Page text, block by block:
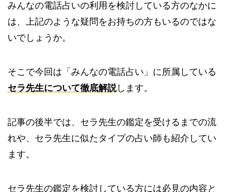
みんなの電話占いの利用を検討している方のなかに
は、上記のような疑問をお持ちの方もいるのではな
いでしょうか。
そこで今回は「みんなの電話占い」に所属している
セラ先生について徹底解説します。
記事の後半では、セラ先生の鑑定を受けるまでの流
れや、セラ先生に似たタイプの占い師も紹介してい
ます。
セラ先生の鑑定を検討している方には必見の内容と